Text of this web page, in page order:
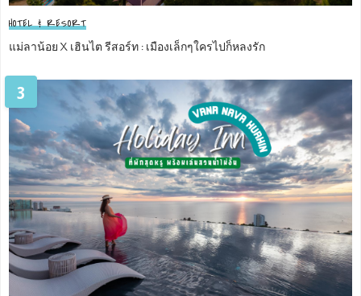
HOTEL & RESORT
แม่ลาน้อย X เฮินไต รีสอร์ท : เมืองเล็กๆใครไปก็หลงรัก
3